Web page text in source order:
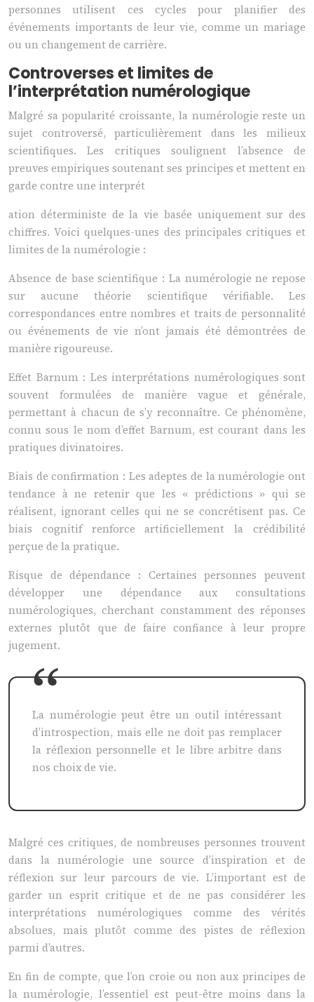
personnes utilisent ces cycles pour planifier des
événements importants de leur vie, comme un mariage
ou un changement de carrière.
Controverses et limites de
l’interprétation numérologique
Malgré sa popularité croissante, la numérologie reste un
sujet controversé, particulièrement dans les milieux
scientifiques. Les critiques soulignent l’absence de
preuves empiriques soutenant ses principes et mettent en
garde contre une interprét
ation déterministe de la vie basée uniquement sur des
chiffres. Voici quelques-unes des principales critiques et
limites de la numérologie :
Absence de base scientifique : La numérologie ne repose
sur aucune théorie scientifique vérifiable. Les
correspondances entre nombres et traits de personnalité
ou événements de vie n’ont jamais été démontrées de
manière rigoureuse.
Effet Barnum : Les interprétations numérologiques sont
souvent formulées de manière vague et générale,
permettant à chacun de s’y reconnaître. Ce phénomène,
connu sous le nom d’effet Barnum, est courant dans les
pratiques divinatoires.
Biais de confirmation : Les adeptes de la numérologie ont
tendance à ne retenir que les « prédictions » qui se
réalisent, ignorant celles qui ne se concrétisent pas. Ce
biais cognitif renforce artificiellement la crédibilité
perçue de la pratique.
Risque de dépendance : Certaines personnes peuvent
développer une dépendance aux consultations
numérologiques, cherchant constamment des réponses
externes plutôt que de faire confiance à leur propre
jugement.
La numérologie peut être un outil intéressant
d’introspection, mais elle ne doit pas remplacer
la réflexion personnelle et le libre arbitre dans
nos choix de vie.
Malgré ces critiques, de nombreuses personnes trouvent
dans la numérologie une source d’inspiration et de
réflexion sur leur parcours de vie. L’important est de
garder un esprit critique et de ne pas considérer les
interprétations numérologiques comme des vérités
absolues, mais plutôt comme des pistes de réflexion
parmi d’autres.
En fin de compte, que l’on croie ou non aux principes de
la numérologie, l’essentiel est peut-être moins dans la